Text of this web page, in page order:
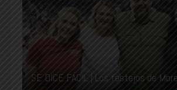
SE DICE FÁCIL | Los festejos de